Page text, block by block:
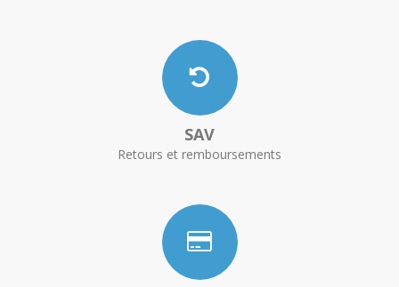
SAV
Retours et remboursements